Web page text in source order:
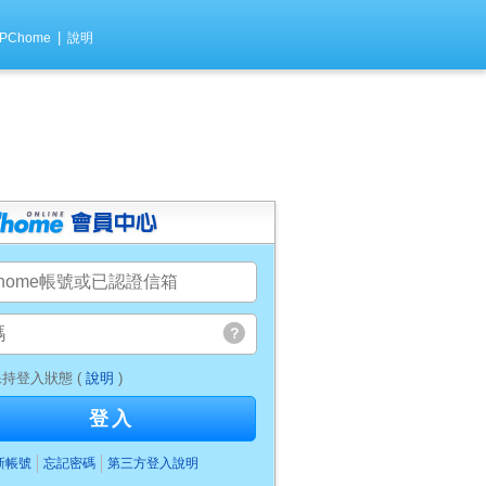
說明
登入狀態 ( 說明 )
登入
帳號 忘記密碼 第三方登入說明